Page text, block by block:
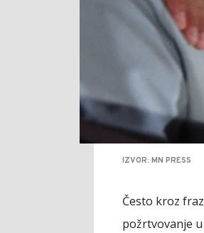
IZVOR: MN PRESS
Često kroz
požrtvovanje